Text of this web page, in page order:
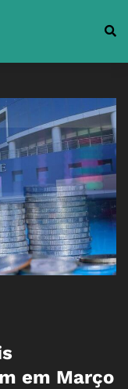
em Março